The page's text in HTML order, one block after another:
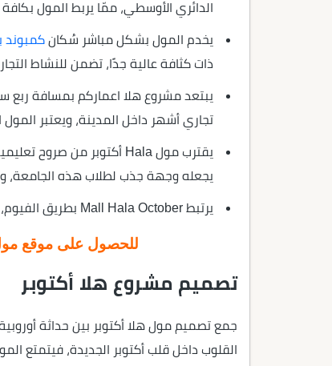
الدائري الأوسطي، ممّا يربط المول بكافة
يخدم المول بشكل مباشر سُكان كمبوند
ذات كثافة عالية جدًا، تضمن للنشاط
يبتعد مشروع هلا اعماركم بمسافة ربع
تجاري أشهر داخل المدينة، ويعتبر
يجعله وجهة جذب لطلاب هذه الجامعة،
يرتبط Mall Hala October بطريق الفيوم، ممّا يجعله قريب من مدن مجاورة.
للحصول على موقع مول
تصميم مشروع هلا أكتوبر
جمع تصميم مول هلا أكتوبر بين حداثة
القلوب داخل قلب أكتوبر الجديدة، فيتمتع